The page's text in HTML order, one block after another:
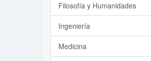
Filosofía y Humanidades
Ingeniería
Medicina